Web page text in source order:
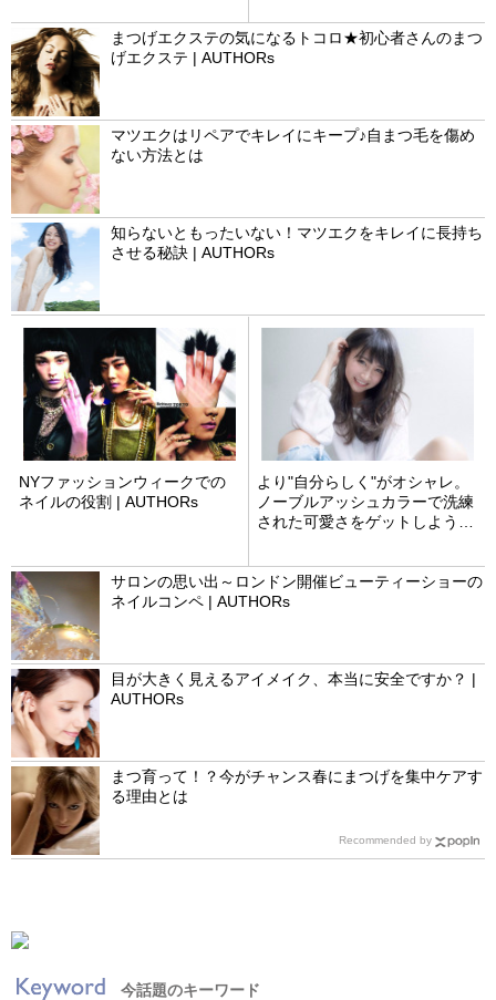
まつげエクステの気になるトコロ★初心者さんのまつ
げエクステ | AUTHORs
マツエクはリペアでキレイにキープ♪自まつ毛を傷め
ない方法とは
知らないともったいない！マツエクをキレイに長持ち
させる秘訣 | AUTHORs
NYファッションウィークでの
ネイルの役割 | AUTHORs
より"自分らしく"がオシャレ。
ノーブルアッシュカラーで洗練
された可愛さをゲットしよう！
サロンの思い出～ロンドン開催ビューティーショーの
ネイルコンペ | AUTHORs
目が大きく見えるアイメイク、本当に安全ですか？ |
AUTHORs
まつ育って！？今がチャンス春にまつげを集中ケアす
る理由とは
Recommended by
今話題のキーワード